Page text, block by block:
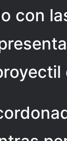
con